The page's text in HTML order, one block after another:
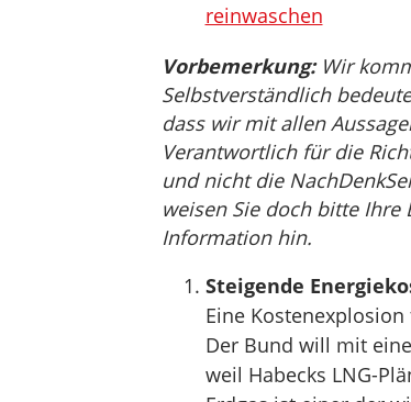
reinwaschen
Vorbemerkung:Wir
Selbstverständlich
dass wir mit allen
Verantwortlich für die
und nicht die
weisen Sie doch bitte
Information hin.
Steigende
Eine
Der Bund will mit
weil Habecks LNG-